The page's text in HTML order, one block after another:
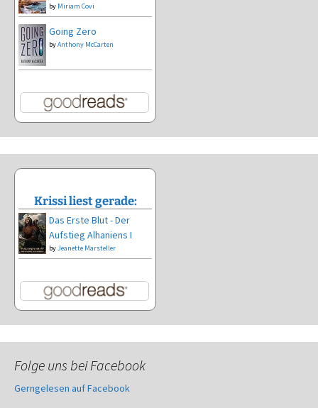
by Miriam Covi
Going Zero
byAnthony McCarten
Krissi liest gerade:
Das Erste Blut - Der
Aufstieg Alhaniens I
byJeanette Marsteller
Folge uns bei Facebook
Gerngelesen auf Facebook